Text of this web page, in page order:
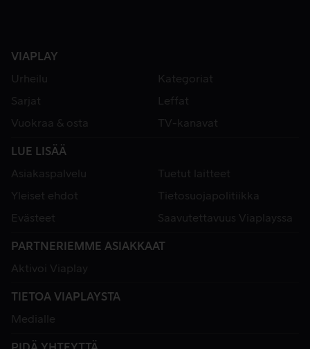
VIAPLAY
Urheilu
Kategoriat
Sarjat
Leffat
Vuokraa & osta
TV-kanavat
LUE LISÄÄ
Asiakaspalvelu
Tuetut laitteet
Yleiset ehdot
Tietosuojapolitiikka
Evästeet
Saavutettavuus Viaplayssa
PARTNERIEMME ASIAKKAAT
Aktivoi Viaplay
TIETOA VIAPLAYSTA
Medialle